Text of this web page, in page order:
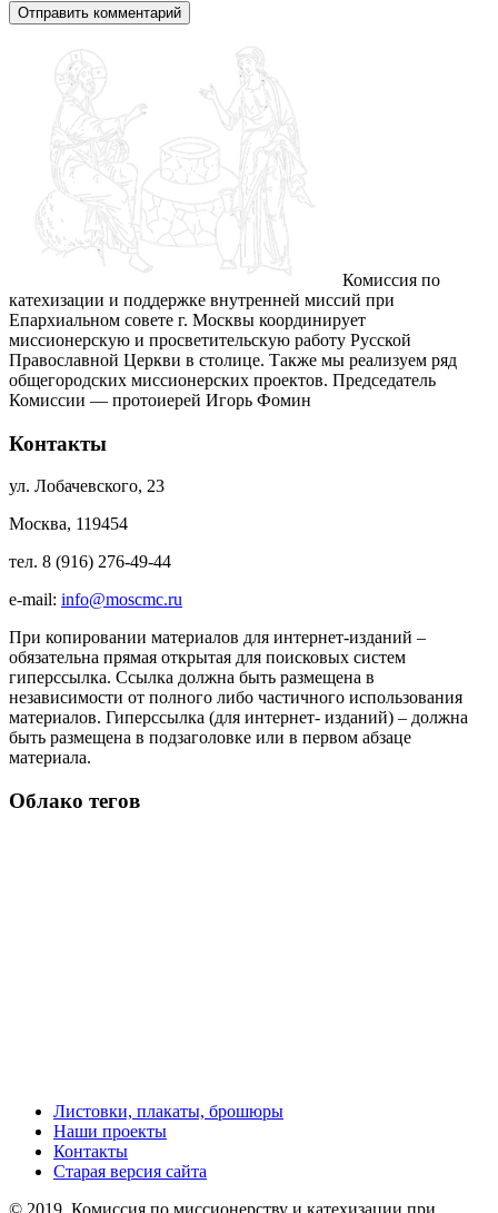
Комиссия по
катехизации и поддержке внутренней миссий при
Епархиальном совете г. Москвы координирует
миссионерскую и просветительскую работу Русской
Православной Церкви в столице. Также мы реализуем ряд
общегородских миссионерских проектов. Председатель
Комиссии — протоиерей Игорь Фомин
Контакты
ул. Лобачевского, 23
Москва, 119454
тел. 8 (916) 276-49-44
e-mail: info@moscmc.ru
При копировании материалов для интернет-изданий –
обязательна прямая открытая для поисковых систем
гиперссылка. Ссылка должна быть размещена в
независимости от полного либо частичного использования
материалов. Гиперссылка (для интернет- изданий) – должна
быть размещена в подзаголовке или в первом абзаце
материала.
Облако тегов
Листовки, плакаты, брошюры
Наши проекты
Контакты
Старая версия сайта
© 2019, Комиссия по миссионерству и катехизации при